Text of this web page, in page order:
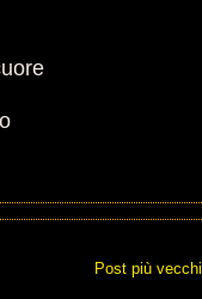
Post più vecchi